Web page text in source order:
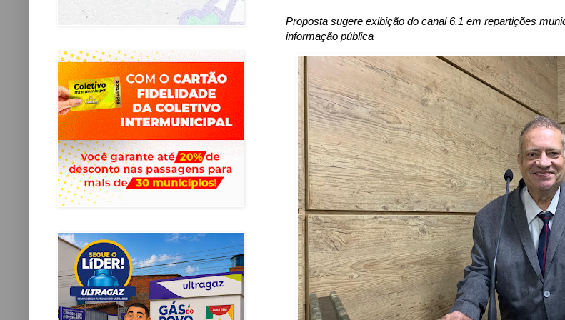
Proposta sugere exibição do canal 6.1 em repartições
informação pública